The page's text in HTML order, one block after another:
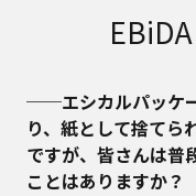
──エシカルパッケ
り、紙として捨てら
ですが、皆さんは普
ことはありますか？